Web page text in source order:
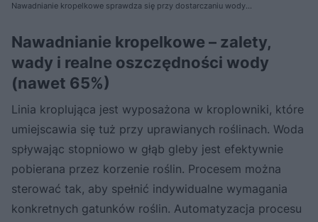
Nawadnianie kropelkowe sprawdza się przy dostarczaniu wody
Nawadnianie kropelkowe – zalety,
wady i realne oszczędności wody
(nawet 65%)
Linia kroplująca jest wyposażona w kroplowniki, które
umiejscawia się tuż przy uprawianych roślinach. Woda
spływając stopniowo w głąb gleby jest efektywnie
pobierana przez korzenie roślin. Procesem można
sterować tak, aby spełnić indywidualne wymagania
konkretnych gatunków roślin. Automatyzacja procesu